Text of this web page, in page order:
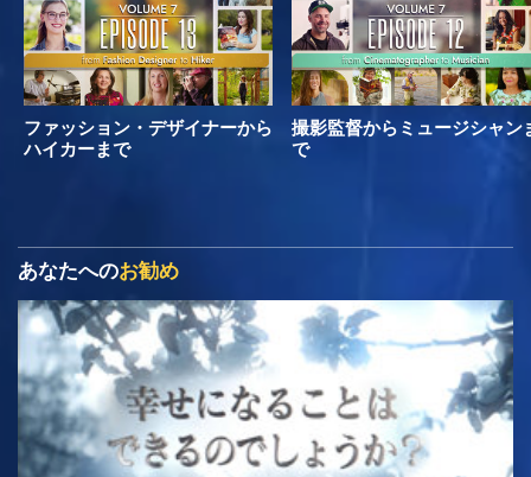
ファッション・デザイナーから
ハイカーまで
撮影監督からミュージシャン
で
あなたへのお勧め